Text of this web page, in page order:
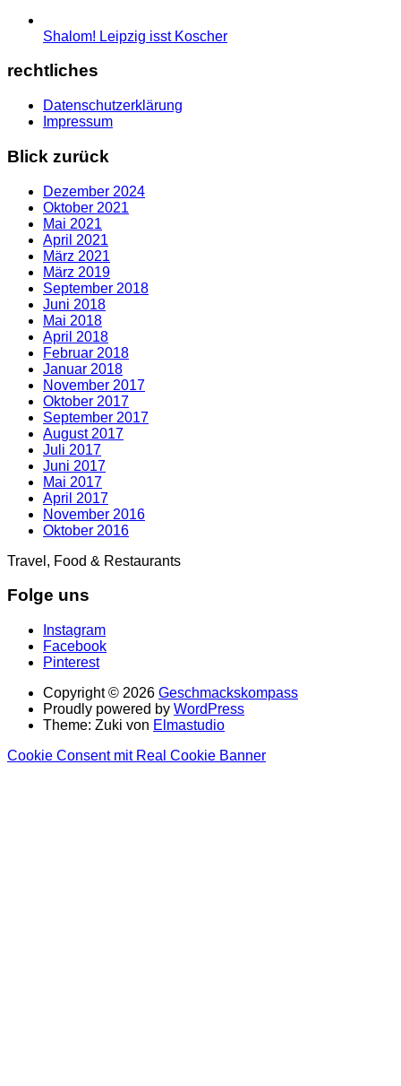
Shalom! Leipzig isst Koscher
rechtliches
Datenschutzerklärung
Impressum
Blick zurück
Dezember 2024
Oktober 2021
Mai 2021
April 2021
März 2021
März 2019
September 2018
Juni 2018
Mai 2018
April 2018
Februar 2018
Januar 2018
November 2017
Oktober 2017
September 2017
August 2017
Juli 2017
Juni 2017
Mai 2017
April 2017
November 2016
Oktober 2016
Travel, Food & Restaurants
Folge uns
Instagram
Facebook
Pinterest
Copyright © 2026 Geschmackskompass
Proudly powered by WordPress
Theme: Zuki von Elmastudio
Cookie Consent mit Real Cookie Banner